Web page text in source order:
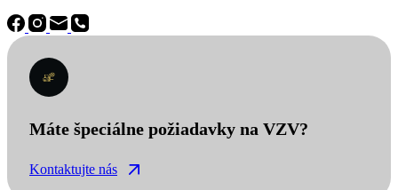
Máte špeciálne požiadavky na VZV?
Kontaktujte nás